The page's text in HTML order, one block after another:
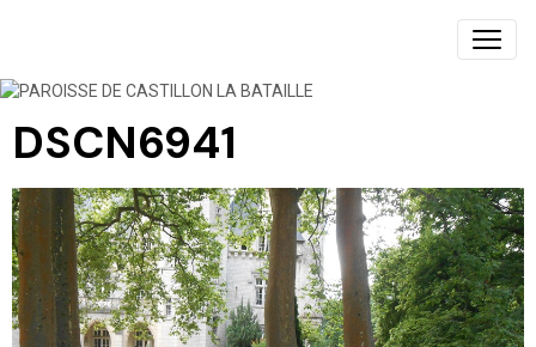
PAROISSE DE CASTILLON LA BATAILLE
DSCN6941